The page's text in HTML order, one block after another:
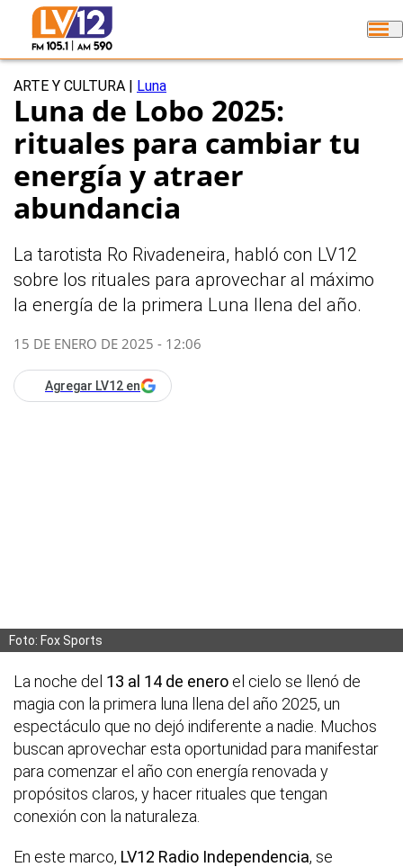
ARTE Y CULTURA Luna
Luna de Lobo 2025:
rituales para cambiar tu
energía y atraer
abundancia
La tarotista Ro Rivadeneira, habló con LV12
sobre los rituales para aprovechar al máximo
la energía de la primera Luna llena del año.
15 DE ENERO DE 2025 - 12:06
Agregar LV12 en
Foto: Fox Sports
La noche del 13 al 14 de enero el cielo se llenó de
magia con la primera luna llena del año 2025, un
espectáculo que no dejó indiferente a nadie. Muchos
buscan aprovechar esta oportunidad para manifestar
para comenzar el año con energía renovada y
propósitos claros, y hacer rituales que tengan
conexión con la naturaleza.
En este marco, LV12 Radio Independencia, se